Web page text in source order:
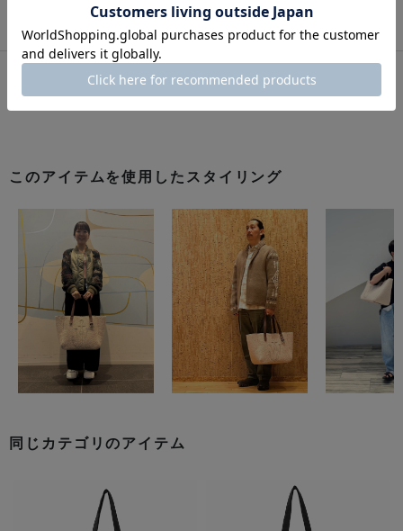
このアイテムを使用したスタイリング
同じカテゴリのアイテム